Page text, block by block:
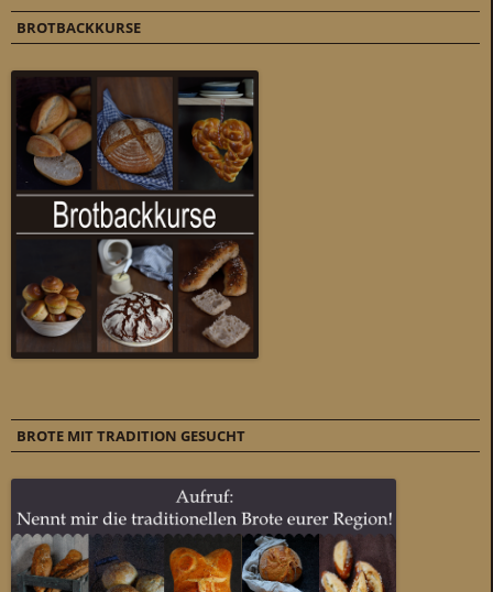
BROTBACKKURSE
BROTE MIT TRADITION GESUCHT